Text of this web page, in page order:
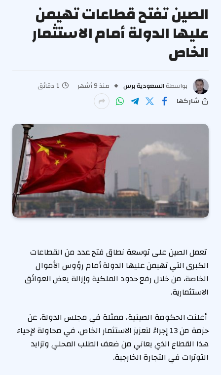
الصين تفتح قطاعات تهيمن
عليها الدولة أمام الاستثمار
الخاص
بواسطة السعودية برس منذ 9 أشهر
1 دقائق
شاركها
تعمل الصين على توسعة نطاق فتح عدد من القطاعات
الكبرى التي تهيمن عليها الدولة أمام رؤوس الأموال
الخاصة، من خلال رفع حدود الملكية وإزالة بعض العوائق
الاستثمارية.
أعلنت الحكومة الصينية، ممثلة في مجلس الدولة، عن
حزمة من 13 إجراءً لتعزيز الاستثمار الخاص، في محاولة لإحياء
هذا القطاع الذي يعاني من ضعف الطلب المحلي وتزايد
التوترات في التجارة الخارجية.